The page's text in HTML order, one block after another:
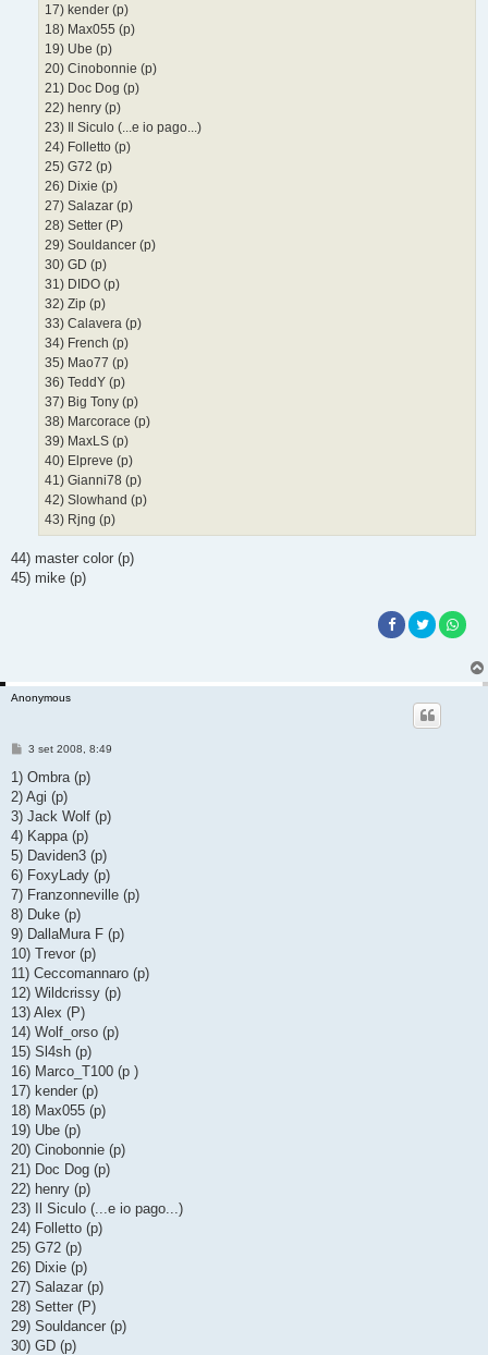
17) kender (p)
18) Max055 (p)
19) Ube (p)
20) Cinobonnie (p)
21) Doc Dog (p)
22) henry (p)
23) Il Siculo (...e io pago...)
24) Folletto (p)
25) G72 (p)
26) Dixie (p)
27) Salazar (p)
28) Setter (P)
29) Souldancer (p)
30) GD (p)
31) DIDO (p)
32) Zip (p)
33) Calavera (p)
34) French (p)
35) Mao77 (p)
36) TeddY (p)
37) Big Tony (p)
38) Marcorace (p)
39) MaxLS (p)
40) Elpreve (p)
41) Gianni78 (p)
42) Slowhand (p)
43) Rjng (p)
44) master color (p)
45) mike (p)
Anonymous
M
s
a
g
o
3 set 2008, 8:49
1) Ombra (p)
2) Agi (p)
3) Jack Wolf (p)
4) Kappa (p)
5) Daviden3 (p)
6) FoxyLady (p)
7) Franzonneville (p)
8) Duke (p)
9) DallaMura F (p)
10) Trevor (p)
11) Ceccomannaro (p)
12) Wildcrissy (p)
13) Alex (P)
14) Wolf_orso (p)
15) Sl4sh (p)
16) Marco_T100 (p )
17) kender (p)
18) Max055 (p)
19) Ube (p)
20) Cinobonnie (p)
21) Doc Dog (p)
22) henry (p)
23) Il Siculo (...e io pago...)
24) Folletto (p)
25) G72 (p)
26) Dixie (p)
27) Salazar (p)
28) Setter (P)
29) Souldancer (p)
30) GD (p)